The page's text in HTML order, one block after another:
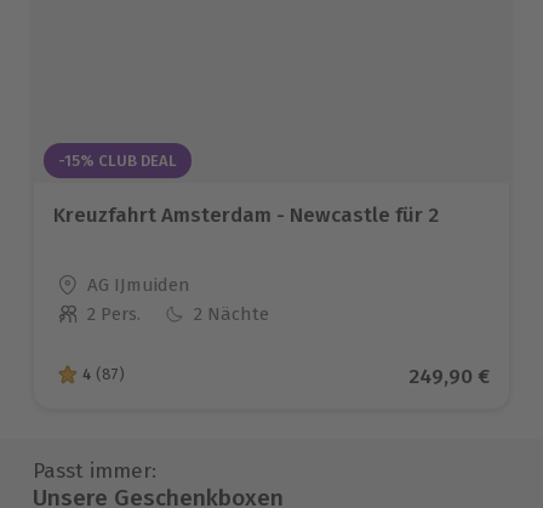
-15% CLUB DEAL
Kreuzfahrt Amsterdam - Newcastle für 2
Standort
AG IJmuiden
Anzahl der Teilnehmer
2 Pers. 2 Nächte
4 von 5 Sternen basierend auf 87 Bewertungen
4 (87) Aktueller
249,90 €
Passt immer:
Unsere Geschenkboxen